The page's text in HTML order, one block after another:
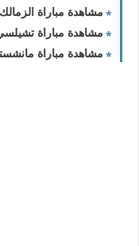
مشاهدة مباراة الزمالك ضد
مشاهدة مباراة تشيلسي ضد
مشاهدة مباراة مانشستر يوناتيد